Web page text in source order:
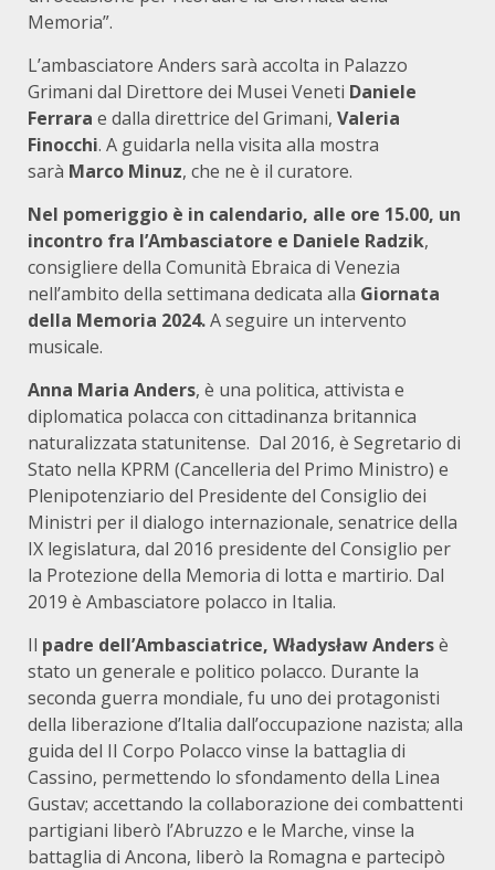
Memoria”.
L’ambasciatore Anders sarà accolta in Palazzo
Grimani dal Direttore dei Musei Veneti Daniele
Ferrara e dalla direttrice del Grimani, Valeria
Finocchi. A guidarla nella visita alla mostra
sarà Marco Minuz, che ne è il curatore.
Nel pomeriggio è in calendario, alle ore 15.00, un
incontro fra l’Ambasciatore e Daniele Radzik,
consigliere della Comunità Ebraica di Venezia
nell’ambito della settimana dedicata alla Giornata
della Memoria 2024.A seguire un intervento
musicale.
Anna Maria Anders, è una politica, attivista e
diplomatica polacca con cittadinanza britannica
naturalizzata statunitense. Dal 2016, è Segretario di
Stato nella KPRM (Cancelleria del Primo Ministro) e
Plenipotenziario del Presidente del Consiglio dei
Ministri per il dialogo internazionale, senatrice della
IX legislatura, dal 2016 presidente del Consiglio per
la Protezione della Memoria di lotta e martirio. Dal
2019 è Ambasciatore polacco in Italia.
Il padre dell’Ambasciatrice, Władysław Andersè
stato un generale e politico polacco. Durante la
seconda guerra mondiale, fu uno dei protagonisti
della liberazione d’Italia dall’occupazione nazista; alla
guida del II Corpo Polacco vinse la battaglia di
Cassino, permettendo lo sfondamento della Linea
Gustav; accettando la collaborazione dei combattenti
partigiani liberò l’Abruzzo e le Marche, vinse la
battaglia di Ancona, liberò la Romagna e partecipò